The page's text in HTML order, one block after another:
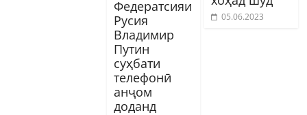
Федератсияи
Русия
Владимир
Путин
суҳбати
телефонӣ
анҷом
доданд
05.06.2023